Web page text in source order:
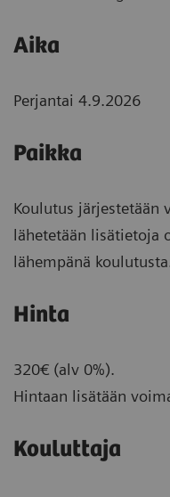
Aika
Perjantai 4.9.2026
Paikka
Koulutus
lähetetään lisätietoja
lähempänä
Hinta
320€ (alv 0%).
Hintaan lisätään
Kouluttaja